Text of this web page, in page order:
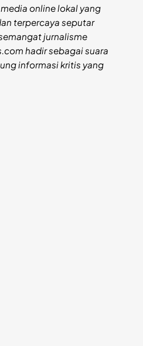
online lokal yang
terpercaya seputar
jurnalisme
hadir sebagai suara
informasi kritis yang